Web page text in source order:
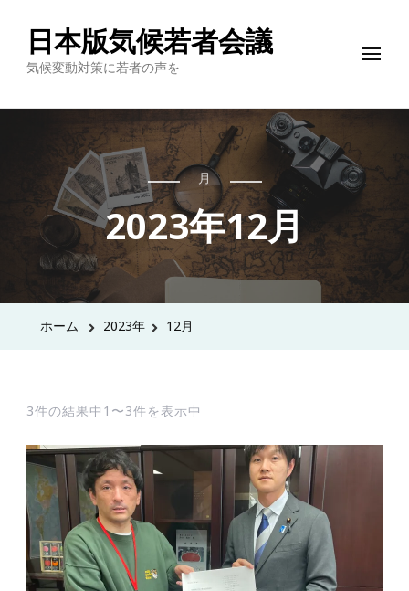
日本版気候若者会議
気候変動対策に若者の声を
月
2023年12月
ホーム 2023年 12月
3件の結果中1〜3件を表示中